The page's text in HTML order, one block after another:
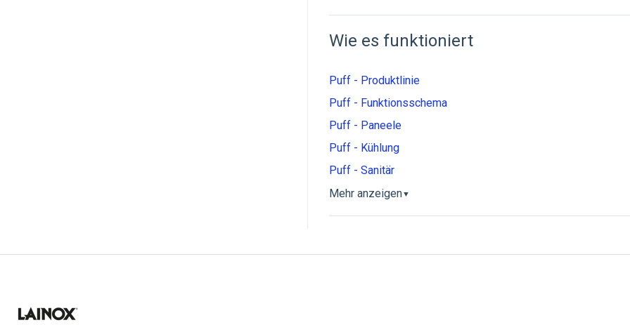
Wie es funktioniert
Puff - Produktlinie
Puff - Funktionsschema
Puff - Paneele
Puff - Kühlung
Puff - Sanitär
Mehr anzeigen▼